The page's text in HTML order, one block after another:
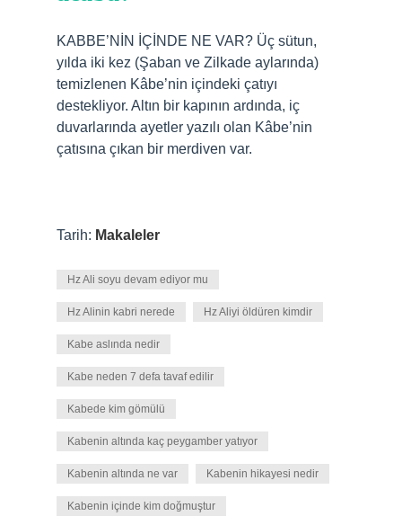
KABBE’NİN İÇİNDE NE VAR? Üç sütun,
yılda iki kez (Şaban ve Zilkade aylarında)
temizlenen Kâbe’nin içindeki çatıyı
destekliyor. Altın bir kapının ardında, iç
duvarlarında ayetler yazılı olan Kâbe’nin
çatısına çıkan bir merdiven var.
Tarih: Makaleler
Hz Ali soyu devam ediyor mu
Hz Alinin kabri nerede Hz Aliyi öldüren kimdir
Kabe aslında nedir
Kabe neden 7 defa tavaf edilir
Kabede kim gömülü
Kabenin altında kaç peygamber yatıyor
Kabenin altında ne var Kabenin hikayesi nedir
Kabenin içinde kim doğmuştur